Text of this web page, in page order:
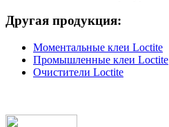
Другая продукция:
Моментальные клеи Loctite
Промышленные клеи Loctite
Очистители Loctite